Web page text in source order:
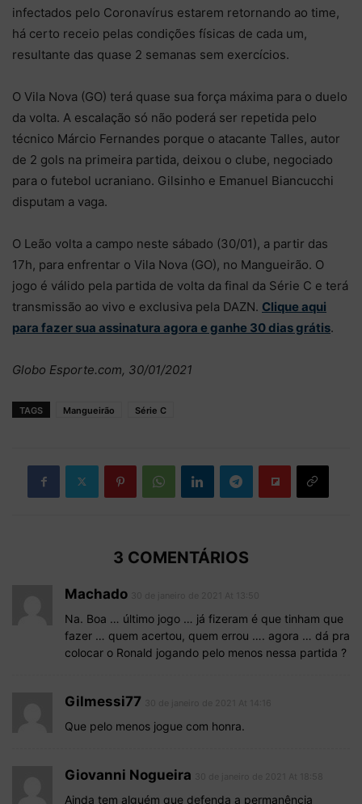
infectados pelo Coronavírus estarem retornando ao time,
há certo receio pelas condições físicas de cada um,
resultante das quase 2 semanas sem exercícios.
O Vila Nova (GO) terá quase sua força máxima para o duelo
da volta. A escalação só não poderá ser repetida pelo
técnico Márcio Fernandes porque o atacante Talles, autor
de 2 gols na primeira partida, deixou o clube, negociado
para o futebol ucraniano. Gilsinho e Emanuel Biancucchi
disputam a vaga.
O Leão volta a campo neste sábado (30/01), a partir das
17h, para enfrentar o Vila Nova (GO), no Mangueirão. O
jogo é válido pela partida de volta da final da Série C e terá
transmissão ao vivo e exclusiva pela DAZN. Clique aqui
para fazer sua assinatura agora e ganhe 30 dias grátis.
Globo Esporte.com, 30/01/2021
TAGS Mangueirão Série C
3 COMENTÁRIOS
Machado
Na. Boa … último jogo … já fizeram é que tinham que
fazer … quem acertou, quem errou …. agora … dá pra
colocar o Ronald jogando pelo menos nessa partida ?
Gilmessi77
Que pelo menos jogue com honra.
Giovanni Nogueira
Ainda tem alguém que defenda a permanência